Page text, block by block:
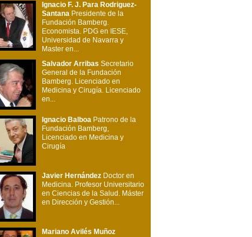
Ignacio F. J. Para Rodriguez-
Santana Presidente de la
Fundación Bamberg.
Economista. PDG en IESE,
Universidad de Navarra y
Master en...
Salvador Arribas Secretario
General de la Fundación
Bamberg. Licenciado en
Medicina y Cirugía. Licenciado
en...
Ignacio Balboa Patrono de la
Fundación Bamberg,
Licenciado en Medicina y
Cirugía
Javier Hernández Doctor en
Medicina. Profesor Universitario
en Ciencias de la Salud. Máster
en Dirección y Gestión...
Mariano Avilés Muñoz